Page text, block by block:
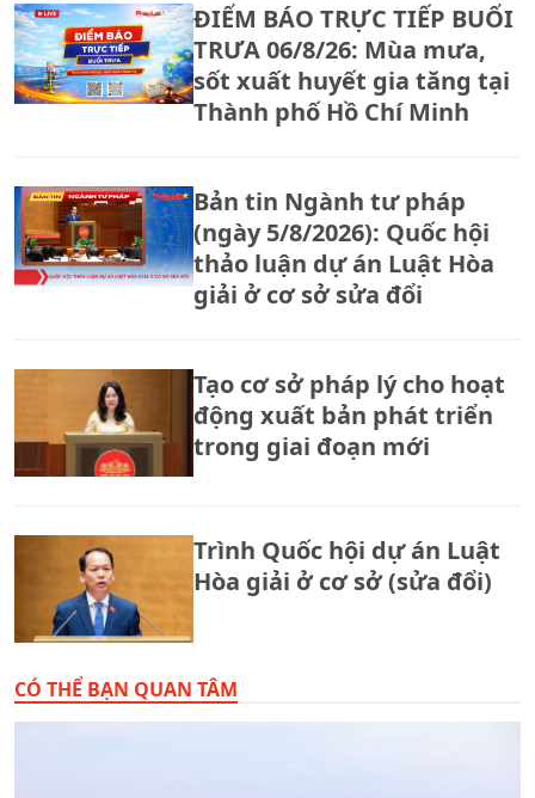
ĐIỂM BÁO TRỰC TIẾP BUỔI
TRƯA 06/8/26: Mùa mưa,
sốt xuất huyết gia tăng tại
Thành phố Hồ Chí Minh
Bản tin Ngành tư pháp
(ngày 5/8/2026): Quốc hội
thảo luận dự án Luật Hòa
giải ở cơ sở sửa đổi
Tạo cơ sở pháp lý cho hoạt
động xuất bản phát triển
trong giai đoạn mới
Trình Quốc hội dự án Luật
Hòa giải ở cơ sở (sửa đổi)
CÓ THỂ BẠN QUAN TÂM